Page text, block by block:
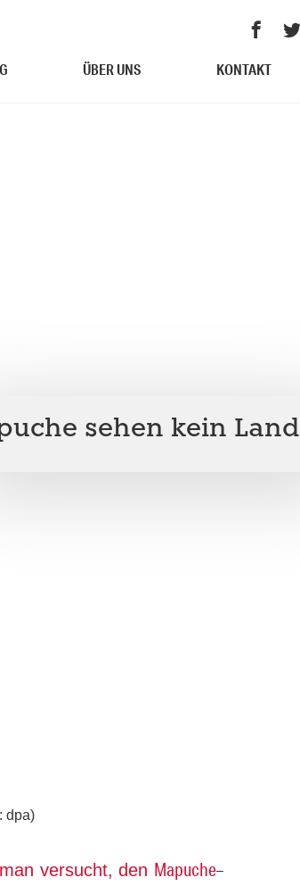
ÜBER UNS KONTAKT
sehen kein Land
dpa)
versucht, den Ma­pu­che–